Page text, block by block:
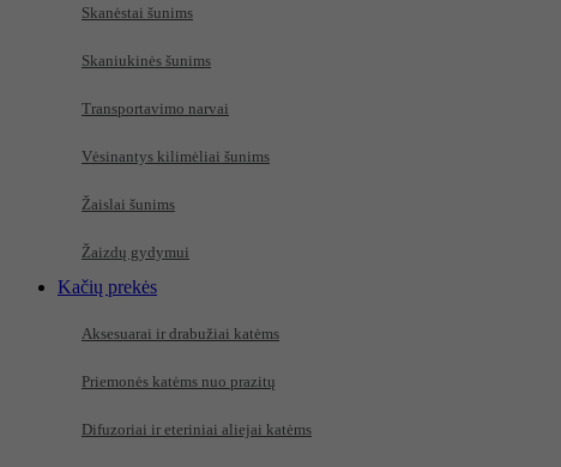
Skanėstai šunims
Skaniukinės šunims
Transportavimo narvai
Vėsinantys kilimėliai šunims
Žaislai šunims
Žaizdų gydymui
Kačių prekės
Aksesuarai ir drabužiai katėms
Priemonės katėms nuo prazitų
Difuzoriai ir eteriniai aliejai katėms